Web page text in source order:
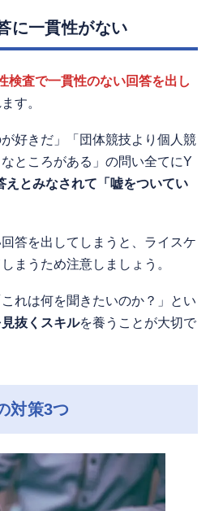
に一貫性がない
検査で一貫性のない回答を出し
す。
好きだ」「団体競技より個人競
ところがある」の問い全てにY
えとみなされて「嘘をついてい
答を出してしまうと、ライスケ
まうため注意しましょう。
れは何を聞きたいのか？」とい
抜くスキルを養うことが大切で
対策3つ